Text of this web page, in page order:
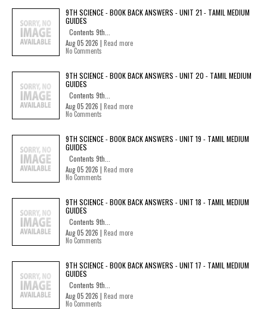
9TH SCIENCE - BOOK BACK ANSWERS - UNIT 21 - TAMIL MEDIUM
GUIDES
Contents 9th...
Aug 05 2026 | Read more
No Comments
9TH SCIENCE - BOOK BACK ANSWERS - UNIT 20 - TAMIL MEDIUM
GUIDES
Contents 9th...
Aug 05 2026 | Read more
No Comments
9TH SCIENCE - BOOK BACK ANSWERS - UNIT 19 - TAMIL MEDIUM
GUIDES
Contents 9th...
Aug 05 2026 | Read more
No Comments
9TH SCIENCE - BOOK BACK ANSWERS - UNIT 18 - TAMIL MEDIUM
GUIDES
Contents 9th...
Aug 05 2026 | Read more
No Comments
9TH SCIENCE - BOOK BACK ANSWERS - UNIT 17 - TAMIL MEDIUM
GUIDES
Contents 9th...
Aug 05 2026 | Read more
No Comments